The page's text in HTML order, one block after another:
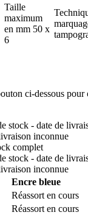
Taille
maximum
en mm 50 x
6
ci-dessous pour
stock - date de
inconnue
complet
stock - date de
inconnue
Encre bleue
Réassort en cours
Réassort en cours